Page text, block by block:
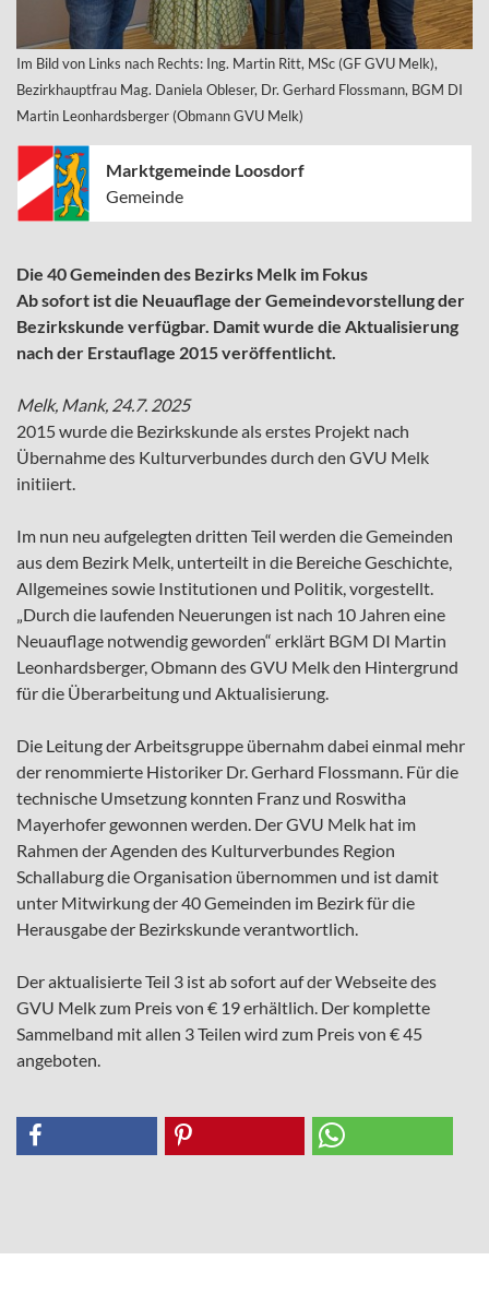
Im Bild von Links nach Rechts: Ing. Martin Ritt, MSc (GF GVU Melk),
Bezirkhauptfrau Mag. Daniela Obleser, Dr. Gerhard Flossmann, BGM DI
Martin Leonhardsberger (Obmann GVU Melk)
Marktgemeinde Loosdorf
Gemeinde
Die 40 Gemeinden des Bezirks Melk im Fokus
Ab sofort ist die Neuauflage der Gemeindevorstellung der
Bezirkskunde verfügbar. Damit wurde die Aktualisierung
nach der Erstauflage 2015 veröffentlicht.
Melk, Mank, 24.7. 2025
2015 wurde die Bezirkskunde als erstes Projekt nach
Übernahme des Kulturverbundes durch den GVU Melk
initiiert.
Im nun neu aufgelegten dritten Teil werden die Gemeinden
aus dem Bezirk Melk, unterteilt in die Bereiche Geschichte,
Allgemeines sowie Institutionen und Politik, vorgestellt.
„Durch die laufenden Neuerungen ist nach 10 Jahren eine
Neuauflage notwendig geworden“ erklärt BGM DI Martin
Leonhardsberger, Obmann des GVU Melk den Hintergrund
für die Überarbeitung und Aktualisierung.
Die Leitung der Arbeitsgruppe übernahm dabei einmal mehr
der renommierte Historiker Dr. Gerhard Flossmann. Für die
technische Umsetzung konnten Franz und Roswitha
Mayerhofer gewonnen werden. Der GVU Melk hat im
Rahmen der Agenden des Kulturverbundes Region
Schallaburg die Organisation übernommen und ist damit
unter Mitwirkung der 40 Gemeinden im Bezirk für die
Herausgabe der Bezirkskunde verantwortlich.
Der aktualisierte Teil 3 ist ab sofort auf der Webseite des
GVU Melk zum Preis von € 19 erhältlich. Der komplette
Sammelband mit allen 3 Teilen wird zum Preis von € 45
angeboten.